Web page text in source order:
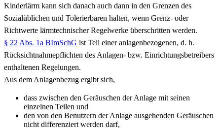
Kinderlärm kann sich danach auch dann in den Grenzen des
Sozialüblichen und Tolerierbaren halten, wenn Grenz- oder
Richtwerte lärmtechnischer Regelwerke überschritten werden.
§ 22 Abs. 1a BImSchG ist Teil einer anlagenbezogenen, d. h.
Rücksichtnahmepflichten des Anlagen- bzw. Einrichtungsbetreibers
enthaltenen Regelungen.
Aus dem Anlagenbezug ergibt sich,
dass zwischen den Geräuschen der Anlage mit seinen
einzelnen Teilen und
den von den Benutzern der Anlage ausgehenden Geräuschen
nicht differenziert werden darf,